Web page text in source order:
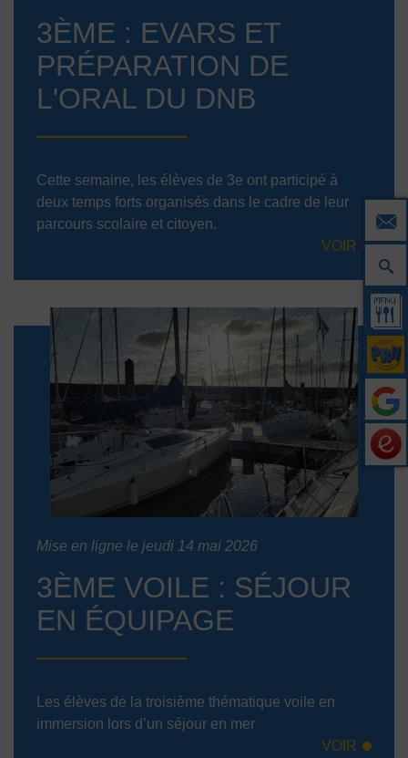
3ÈME : EVARS ET
PRÉPARATION DE
L'ORAL DU DNB
Cette semaine, les élèves de 3e ont participé à
deux temps forts organisés dans le cadre de leur
parcours scolaire et citoyen.
VOIR
Mise en ligne le jeudi 14 mai 2026
3ÈME VOILE : SÉJOUR
EN ÉQUIPAGE
Les élèves de la troisième thématique voile en
immersion lors d’un séjour en mer
VOIR